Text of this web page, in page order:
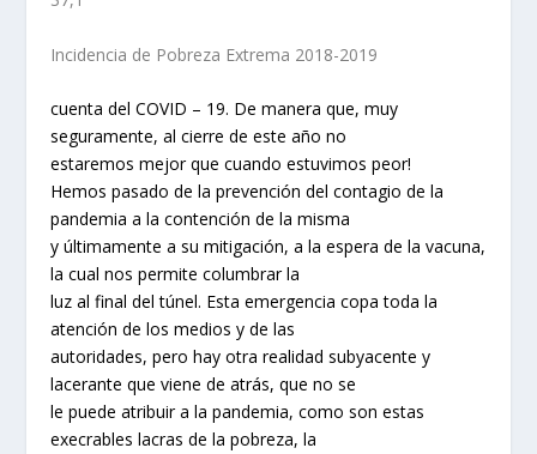
Incidencia de Pobreza Extrema 2018-2019
cuenta del COVID – 19. De manera que, muy
seguramente, al cierre de este año no
estaremos mejor que cuando estuvimos peor!
Hemos pasado de la prevención del contagio de la
pandemia a la contención de la misma
y últimamente a su mitigación, a la espera de la vacuna,
la cual nos permite columbrar la
luz al final del túnel. Esta emergencia copa toda la
atención de los medios y de las
autoridades, pero hay otra realidad subyacente y
lacerante que viene de atrás, que no se
le puede atribuir a la pandemia, como son estas
execrables lacras de la pobreza, la